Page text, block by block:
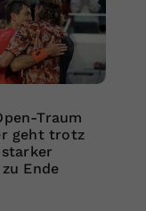
Traum
geht trotz
Ende